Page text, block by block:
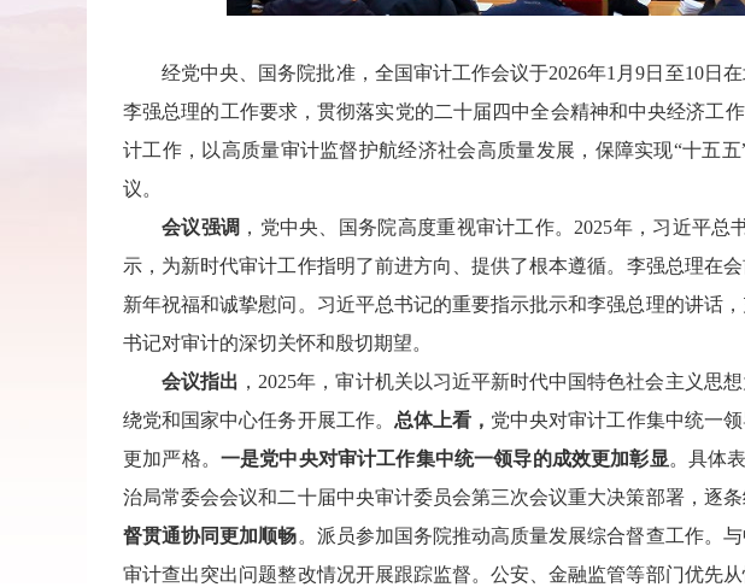
经党中央、国务院批准，全国审计工作会议于2026年1月9日至10日
李强总理的工作要求，贯彻落实党的二十届四中全会精神和中央经济工
计工作，以高质量审计监督护航经济社会高质量发展，保障实现“十五
议。
会议强调 ，党中央、国务院高度重视审计工作。2025年，习近平
示，为新时代审计工作指明了前进方向、提供了根本遵循。李强总理在
新年祝福和诚挚慰问。习近平总书记的重要指示批示和李强总理的讲话
书记对审计的深切关怀和殷切期望。
会议指出 ，2025年，审计机关以习近平新时代中国特色社会主义思
绕党和国家中心任务开展工作。 总体上看， 党中央对审计工作集中统一
更加严格。 一是党中央对审计工作集中统一领导的成效更加彰显。具体
治局常委会会议和二十届中央审计委员会第三次会议重大决策部署，逐
督贯通协同更加顺畅。派员参加国务院推动高质量发展综合督查工作。
审计查出突出问题整改情况开展跟踪监督。公安、金融监管等部门优先